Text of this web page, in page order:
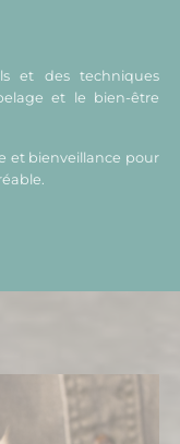
et des techniques
et le bien-être
et bienveillance pour